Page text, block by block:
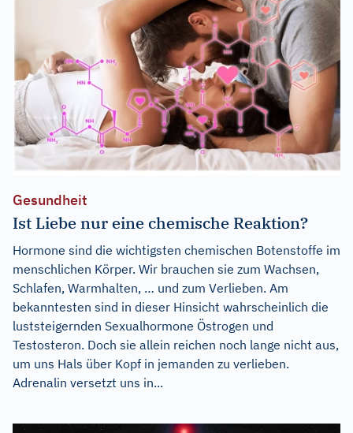
Gesundheit
Ist Liebe nur eine chemische Reaktion?
Hormone sind die wichtigsten chemischen Botenstoffe im
menschlichen Körper. Wir brauchen sie zum Wachsen,
Schlafen, Warmhalten, … und zum Verlieben. Am
bekanntesten sind in dieser Hinsicht wahrscheinlich die
luststeigernden Sexualhormone Östrogen und
Testosteron. Doch sie allein reichen noch lange nicht aus,
um uns Hals über Kopf in jemanden zu verlieben.
Adrenalin versetzt uns in...